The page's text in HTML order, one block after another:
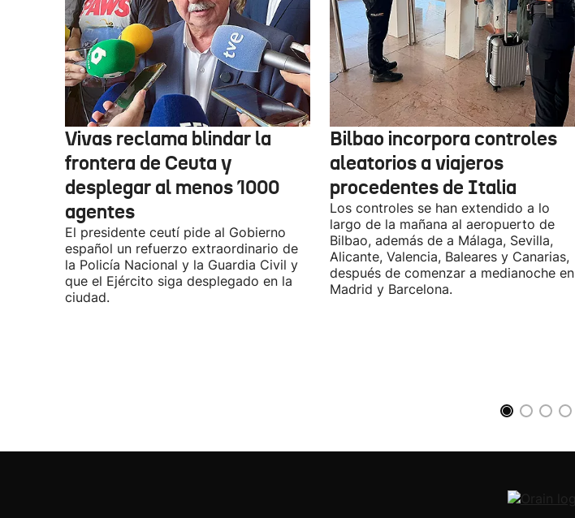
Vivas reclama blindar la
frontera de Ceuta y
desplegar al menos 1000
agentes
El presidente ceutí pide al Gobierno
español un refuerzo extraordinario de
la Policía Nacional y la Guardia Civil y
que el Ejército siga desplegado en la
ciudad.
Bilbao incorpora controles
aleatorios a viajeros
procedentes de Italia
Los controles se han extendido a lo
largo de la mañana al aeropuerto de
Bilbao, además de a Málaga, Sevilla,
Alicante, Valencia, Baleares y Canarias,
después de comenzar a medianoche en
Madrid y Barcelona.